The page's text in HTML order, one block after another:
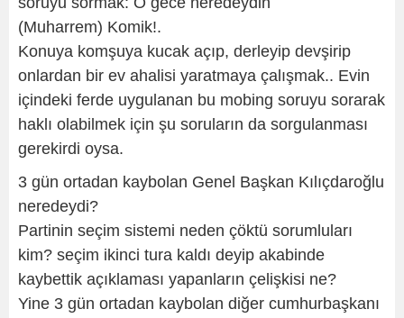
(Muharrem) Komik!.
Konuya komşuya kucak açıp, derleyip devşirip
onlardan bir ev ahalisi yaratmaya çalışmak.. Evin
içindeki ferde uygulanan bu mobing soruyu sorarak
haklı olabilmek için şu soruların da sorgulanması
gerekirdi oysa.
3 gün ortadan kaybolan Genel Başkan Kılıçdaroğlu
neredeydi?
Partinin seçim sistemi neden çöktü sorumluları
kim? seçim ikinci tura kaldı deyip akabinde
kaybettik açıklaması yapanların çelişkisi ne?
Yine 3 gün ortadan kaybolan diğer cumhurbaşkanı